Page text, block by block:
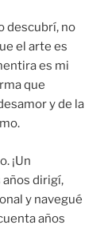
descubrí, no
el arte es
es mi
que
y de la
¡Un
dirigí,
y navegué
años